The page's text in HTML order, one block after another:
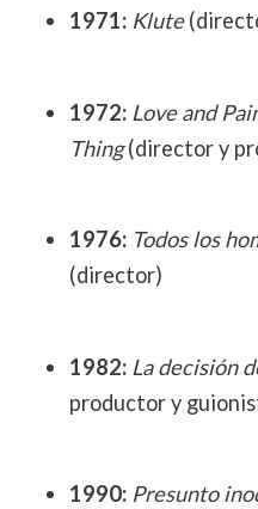
1971: Klute
1972: Love and
Thing(director y
1976: Todos los
(director)
1982: La decisión
productor y
1990: Presunto